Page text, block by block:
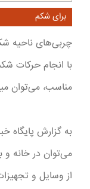
برای شکم
چربی‌های ناحیه
با انجام حرکات
مناسب، می‌توان
به گزارش پایگاه
می‌توان در خانه و
از وسایل و